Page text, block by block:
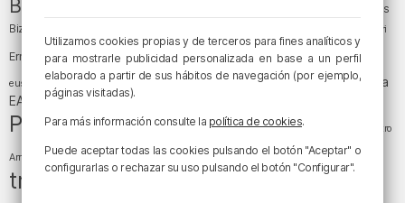
Bizkaia y sus comarcas
Cáritas
Bizkaia
Enkarterri
Ernesto Valverde Ertzaintza Euskadi (País Vasco)
euskera fiestas fútbol Gobierno vasco juanma jubera LaLiga LaLiga
EA Sports Liga Endesa
Política religión San Mamés sociedadsucesos Teatro
Arriaga tiempotiempo atmosféricotráfico
tráfico en Bizkaia
Utilizamos cookies propias y de terceros para fines analíticos y
para mostrarle publicidad personalizada en base a un perfil
elaborado a partir de sus hábitos de navegación (por ejemplo,
páginas visitadas).
Para más información consulte la política de cookies.
Puede aceptar todas las cookies pulsando el botón "Aceptar" o
configurarlas o rechazar su uso pulsando el botón "Configurar".